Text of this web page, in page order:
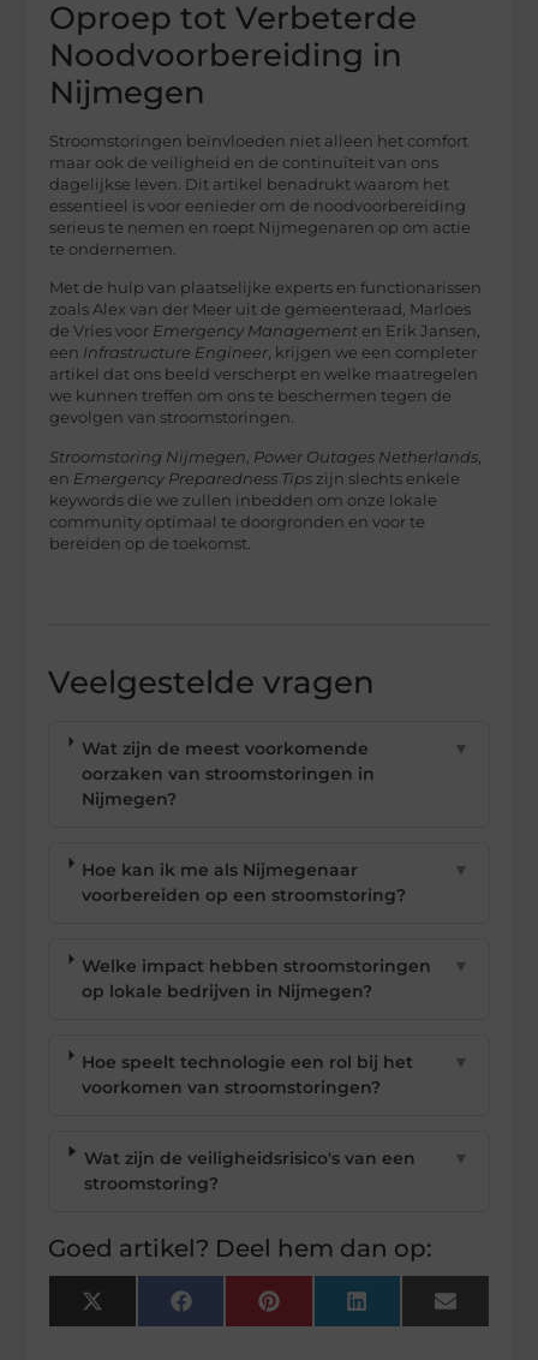
Oproep tot Verbeterde
Noodvoorbereiding in
Nijmegen
Stroomstoringen beïnvloeden niet alleen het comfort
maar ook de veiligheid en de continuïteit van ons
dagelijkse leven. Dit artikel benadrukt waarom het
essentieel is voor eenieder om de noodvoorbereiding
serieus te nemen en roept Nijmegenaren op om actie
te ondernemen.
Met de hulp van plaatselijke experts en functionarissen
zoals Alex van der Meer uit de gemeenteraad, Marloes
de Vries voor Emergency Management en Erik Jansen,
een Infrastructure Engineer, krijgen we een completer
artikel dat ons beeld verscherpt en welke maatregelen
we kunnen treffen om ons te beschermen tegen de
gevolgen van stroomstoringen.
Stroomstoring Nijmegen Power Outages Netherlands
en Emergency Preparedness Tips zijn slechts enkele
keywords die we zullen inbedden om onze lokale
community optimaal te doorgronden en voor te
bereiden op de toekomst.
Veelgestelde vragen
Wat zijn de meest voorkomende
oorzaken van stroomstoringen in
Nijmegen?
▼
Hoe kan ik me als Nijmegenaar
voorbereiden op een stroomstoring?
▼
Welke impact hebben stroomstoringen
op lokale bedrijven in Nijmegen?
▼
Hoe speelt technologie een rol bij het
voorkomen van stroomstoringen?
▼
Wat zijn de veiligheidsrisico's van een
stroomstoring?
▼
Goed artikel? Deel hem dan op:
X
(Twitter)
FacebookPinterest LinkedIn Email